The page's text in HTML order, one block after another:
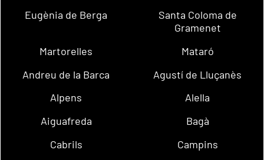
Eugènia de Berga
Santa Coloma de
Gramenet
Martorelles
Mataró
Andreu de la Barca
Agustí de Lluçanès
Alpens
Alella
Aiguafreda
Bagà
Cabrils
Campins